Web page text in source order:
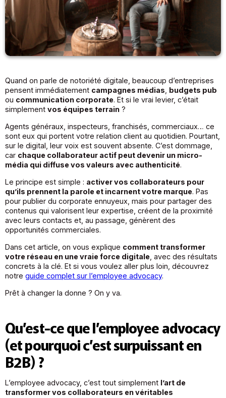
Quand on parle de notoriété digitale, beaucoup d’entreprises
pensent immédiatement campagnes médias budgets pub
ou communication corporate. Et si le vrai levier, c’était
simplement vos équipes terrain ?
Agents généraux, inspecteurs, franchisés, commerciaux… ce
sont eux qui portent votre relation client au quotidien. Pourtant,
sur le digital, leur voix est souvent absente. C’est dommage,
car chaque collaborateur actif peut devenir un micro-
média qui diffuse vos valeurs avec authenticité.
Le principe est simple : activer vos collaborateurs pour
qu’ils prennent la parole et incarnent votre marque. Pas
pour publier du corporate ennuyeux, mais pour partager des
contenus qui valorisent leur expertise, créent de la proximité
avec leurs contacts et, au passage, génèrent des
opportunités commerciales.
Dans cet article, on vous explique comment transformer
votre réseau en une vraie force digitale , avec des résultats
concrets à la clé. Et si vous voulez aller plus loin, découvrez
notre guide complet sur l’employee advocacy.
Prêt à changer la donne ? On y va.
Qu’est-ce que l’employee advocacy
(et pourquoi c’est surpuissant en
B2B) ?
L’employee advocacy, c’est tout simplement l’art de
transformer vos collaborateurs en véritables